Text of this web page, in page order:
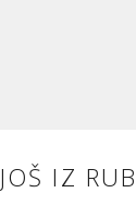
JOŠ IZ